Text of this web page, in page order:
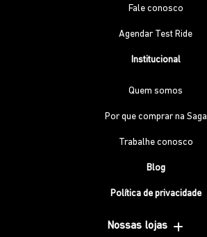
Fale conosco
Agendar Test Ride
Institucional
Quem somos
Por que comprar na Saga
Trabalhe conosco
Blog
Política de privacidade
Nossas lojas